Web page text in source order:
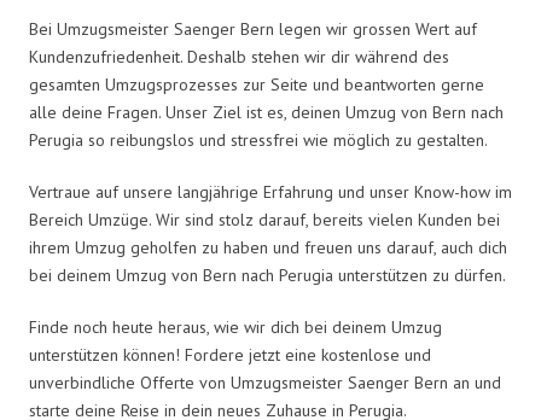
Bei Umzugsmeister Saenger Bern legen wir grossen Wert auf
Kundenzufriedenheit. Deshalb stehen wir dir während des
gesamten Umzugsprozesses zur Seite und beantworten gerne
alle deine Fragen. Unser Ziel ist es, deinen Umzug von Bern nach
Perugia so reibungslos und stressfrei wie möglich zu gestalten.
Vertraue auf unsere langjährige Erfahrung und unser Know-how im
Bereich Umzüge. Wir sind stolz darauf, bereits vielen Kunden bei
ihrem Umzug geholfen zu haben und freuen uns darauf, auch dich
bei deinem Umzug von Bern nach Perugia unterstützen zu dürfen.
Finde noch heute heraus, wie wir dich bei deinem Umzug
unterstützen können! Fordere jetzt eine kostenlose und
unverbindliche Offerte von Umzugsmeister Saenger Bern an und
starte deine Reise in dein neues Zuhause in Perugia.